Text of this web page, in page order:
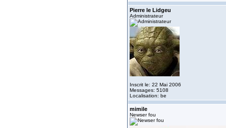
Pierre le Lidgeu
Administrateur
Inscrit le: 22 Mai 2006
Messages: 5108
Localisation: be
mimile
Newser fou